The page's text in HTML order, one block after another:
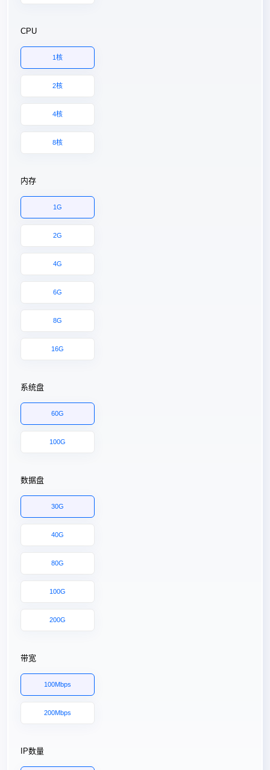
CPU
1核
2核
4核
8核
内存
1G
2G
4G
6G
8G
16G
系统盘
60G
100G
数据盘
30G
40G
80G
100G
200G
带宽
100Mbps
200Mbps
IP数量